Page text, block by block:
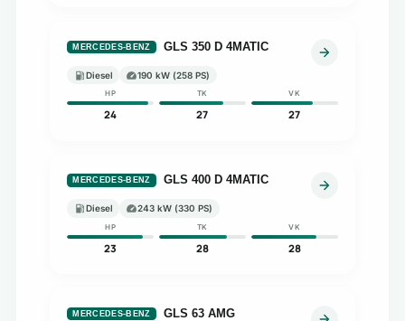
MERCEDES-BENZ GLS 350 D 4MATIC
Diesel 190 kW (258 PS)
HP
24
TK
27
VK
27
MERCEDES-BENZ GLS 400 D 4MATIC
Diesel 243 kW (330 PS)
HP
23
TK
28
VK
28
MERCEDES-BENZ GLS 63 AMG